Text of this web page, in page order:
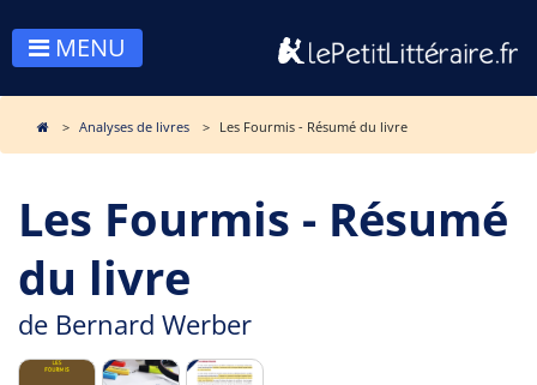
MENU
Analyses de livres Les Fourmis - Résumé du livre
Les Fourmis - Résumé
du livre
de Bernard Werber